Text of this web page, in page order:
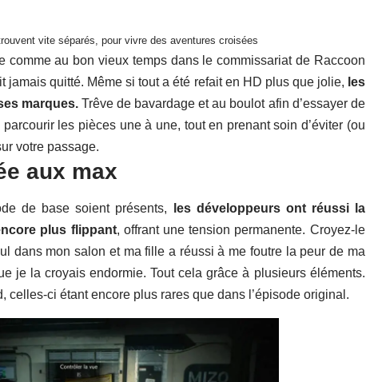
vite séparés, pour vivre des aventures croisées
comme au bon vieux temps dans le commissariat de Raccoon
jamais quitté. Même si tout a été refait en HD plus que jolie, les
marques.Trêve de bavardage et au boulot afin d’essayer de
les pièces une à une, tout en prenant soin d’éviter (ou
votre passage.
aux max
de base soient présents,
les développeurs ont réussi la
plus flippant, offrant une tension permanente. Croyez-le
dans mon salon et ma fille a réussi à me foutre la peur de ma
je la croyais endormie. Tout cela grâce à plusieurs éléments.
celles-ci étant encore plus rares que dans l’épisode original.